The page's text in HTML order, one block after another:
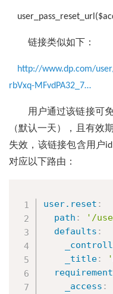
链接类似如下：
http://www.dp.com/
rbVxq-MFvdPA32_7…
用户通过该链接可
（默认一天），且有效
失效，该链接包含用户id
对应以下路由：
user.reset :
path :
'/
defaults :
_title:
_access :